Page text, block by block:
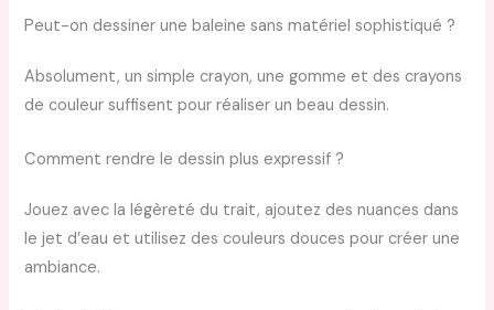
Peut-on dessiner une baleine sans matériel sophistiqué ?
Absolument, un simple crayon, une gomme et des crayons
de couleur suffisent pour réaliser un beau dessin.
Comment rendre le dessin plus expressif ?
Jouez avec la légèreté du trait, ajoutez des nuances dans
le jet d’eau et utilisez des couleurs douces pour créer une
ambiance.